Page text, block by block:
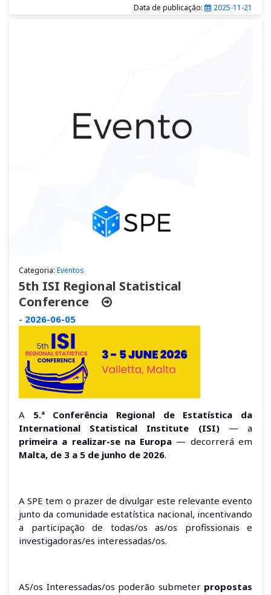
Data de publicação: 2025-11-21
Categoria: Eventos
5th ISI Regional Statistical
Conference
- 2026-06-05
A 5.ª Conferência Regional de Estatística da
International Statistical Institute (ISI)— a
primeira a realizar-se na Europa — decorrerá em
Malta, de 3 a 5 de junho de 2026.
A SPE tem o prazer de divulgar este relevante evento
junto da comunidade estatística nacional, incentivando
a participação de todas/os as/os profissionais e
investigadoras/es interessadas/os.
AS/os Interessadas/os poderão submeter propostas